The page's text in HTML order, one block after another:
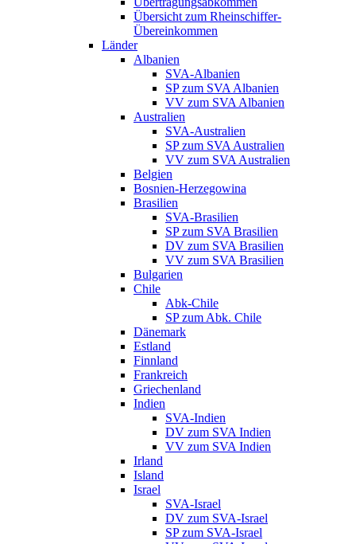
Übersicht zum Rheinschiffer-
Übereinkommen
Länder
Albanien
SVA-Albanien
SP zum SVA Albanien
VV zum SVA Albanien
Australien
SVA-Australien
SP zum SVA Australien
VV zum SVA Australien
Belgien
Bosnien-Herzegowina
Brasilien
SVA-Brasilien
SP zum SVA Brasilien
DV zum SVA Brasilien
VV zum SVA Brasilien
Bulgarien
Chile
Abk-Chile
SP zum Abk. Chile
Dänemark
Estland
Finnland
Frankreich
Griechenland
Indien
SVA-Indien
DV zum SVA Indien
VV zum SVA Indien
Irland
Island
Israel
SVA-Israel
DV zum SVA-Israel
SP zum SVA-Israel